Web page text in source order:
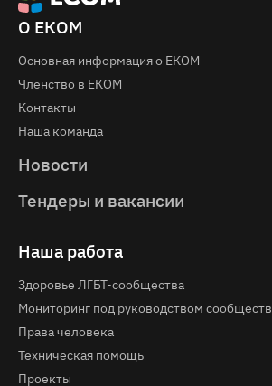
О ЕКОМ
Основная информация о EКOM
Членство в ЕКОМ
Контакты
Наша команда
Новости
Тендеры и вакансии
Наша работа
Здоровье ЛГБТ-сообщества
Мониторинг под руководством сообществ
Права человека
Техническая помощь
Проекты